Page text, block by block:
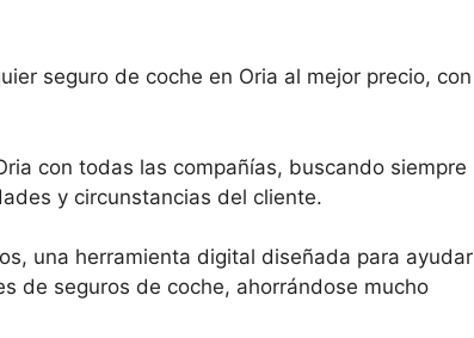
seguro de coche en Oria al mejor precio, con
con todas las compañías, buscando siempre
y circunstancias del cliente.
una herramienta digital diseñada para ayudar
de seguros de coche, ahorrándose mucho